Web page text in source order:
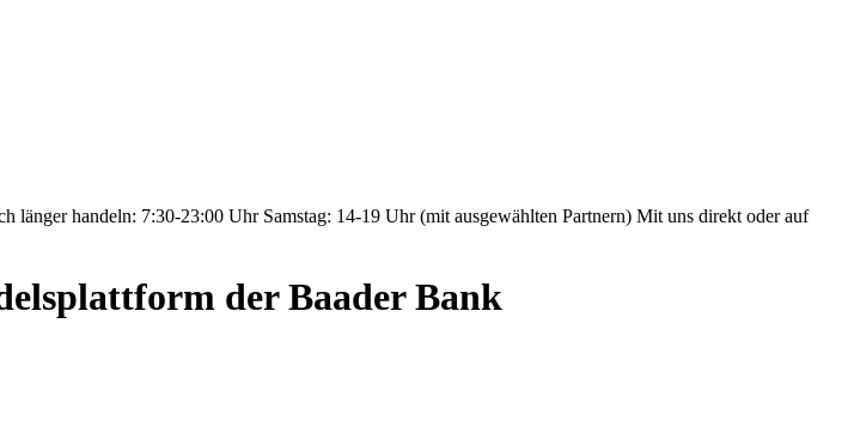
länger handeln: 7:30-23:00 Uhr Samstag: 14-19 Uhr (mit ausgewählten Partnern) Mit uns direkt oder auf
der Baader Bank